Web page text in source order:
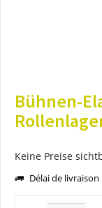
Bühnen-
Keine Preise
Délai de livraison